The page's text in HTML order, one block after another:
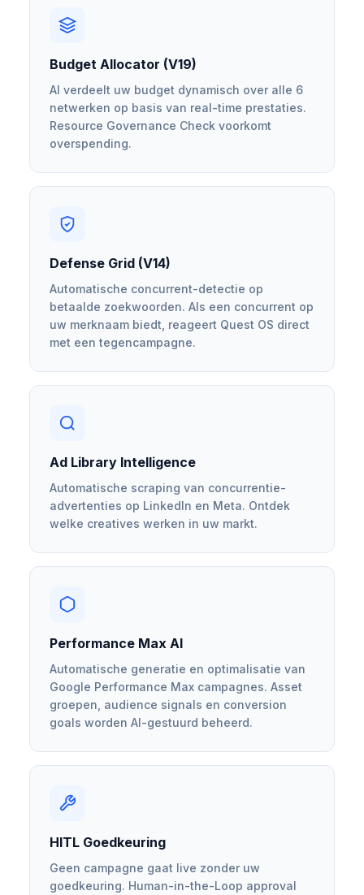
Budget Allocator (V19)
AI verdeelt uw budget dynamisch over alle 6
netwerken op basis van real-time prestaties.
Resource Governance Check voorkomt
overspending.
Defense Grid (V14)
Automatische concurrent-detectie op
betaalde zoekwoorden. Als een concurrent op
uw merknaam biedt, reageert Quest OS direct
met een tegencampagne.
Ad Library Intelligence
Automatische scraping van concurrentie-
advertenties op LinkedIn en Meta. Ontdek
welke creatives werken in uw markt.
Performance Max AI
Automatische generatie en optimalisatie van
Google Performance Max campagnes. Asset
groepen, audience signals en conversion
goals worden AI-gestuurd beheerd.
HITL Goedkeuring
Geen campagne gaat live zonder uw
goedkeuring. Human-in-the-Loop approval